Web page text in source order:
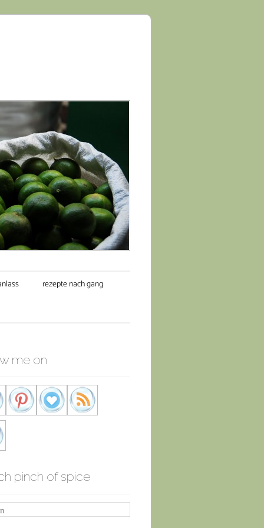
rezepte nach gang
me on
pinch of spice